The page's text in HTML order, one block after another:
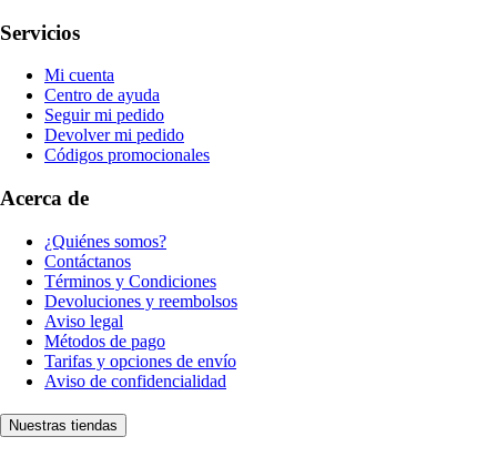
Servicios
Mi cuenta
Centro de ayuda
Seguir mi pedido
Devolver mi pedido
Códigos promocionales
Acerca de
¿Quiénes somos?
Contáctanos
Términos y Condiciones
Devoluciones y reembolsos
Aviso legal
Métodos de pago
Tarifas y opciones de envío
Aviso de confidencialidad
Nuestras tiendas